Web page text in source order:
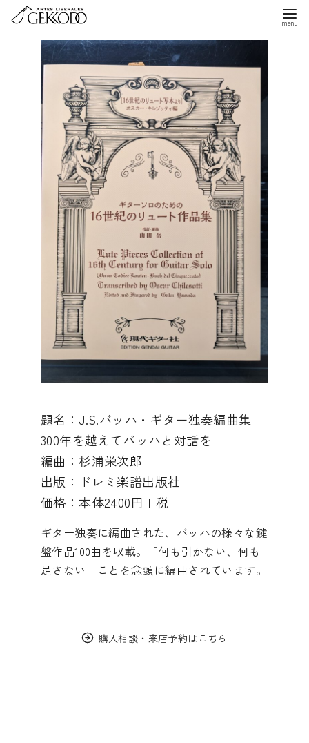
題名：J.S.バッハ・ギター独奏編曲集
300年を越えてバッハと対話を
編曲：杉浦栄次郎
出版：ドレミ楽譜出版社
価格：本体2400円＋税
ギター独奏に編曲された、バッハの様々な鍵
盤作品100曲を収載。「何も引かない、何も
足さない」ことを念頭に編曲されています。
購入相談・来店予約はこちら